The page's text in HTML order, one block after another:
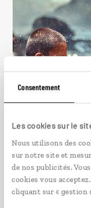
Consentement
Les cookies sur le
Nous utilisons des
sur notre site et
de nos publicités.
cookies vous
cliquant sur « gestion
Cache-